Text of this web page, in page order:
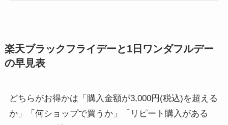
楽天ブラックフライデーと1日ワンダフルデー
の早見表
どちらがお得かは「購入金額が3,000円(税込)を超える
か」「何ショップで買うか」「リピート購入がある